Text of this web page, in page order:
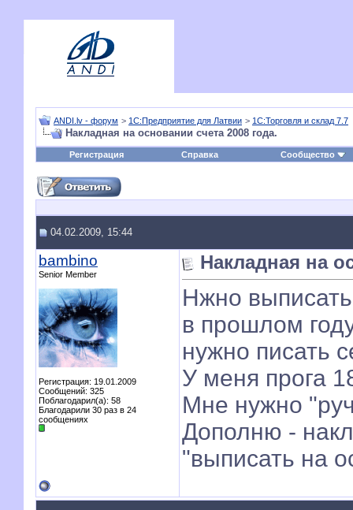
ANDI.lv - форум > 1С:Предприятие для Латвии > 1С:Торговля и склад 7.7
Накладная на основании счета 2008 года.
Регистрация Справка Сообщество
04.02.2009, 15:44
bambino
Senior Member
Регистрация: 19.01.2009
Сообщений: 325
Поблагодарил(а): 58
Благодарили 30 раз в 24
сообщениях
Накладная на
Нжно
в прошлом
нужно писать
У меня прога
Мне нужно
Дополню -
"выписать на